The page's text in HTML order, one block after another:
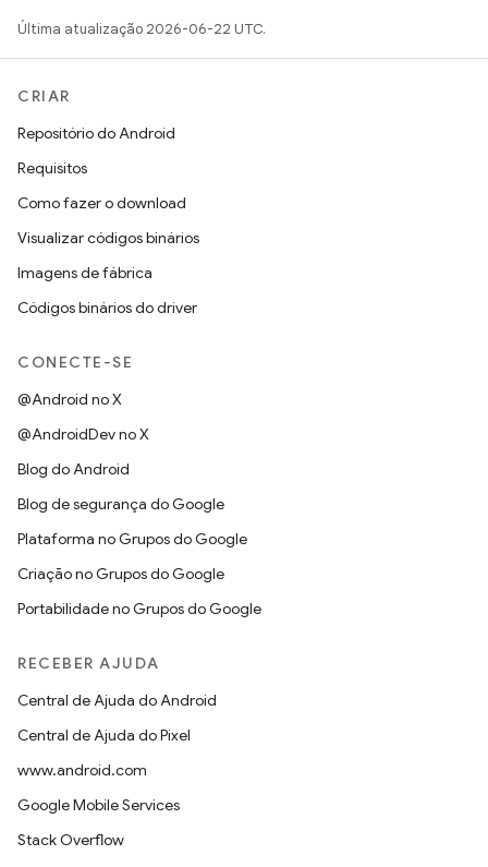
Última atualização 2026-06-22 UTC.
CRIAR
Repositório do Android
Requisitos
Como fazer o download
Visualizar códigos binários
Imagens de fábrica
Códigos binários do driver
CONECTE-SE
@Android no X
@AndroidDev no X
Blog do Android
Blog de segurança do Google
Plataforma no Grupos do Google
Criação no Grupos do Google
Portabilidade no Grupos do Google
RECEBER AJUDA
Central de Ajuda do Android
Central de Ajuda do Pixel
www.android.com
Google Mobile Services
Stack Overflow